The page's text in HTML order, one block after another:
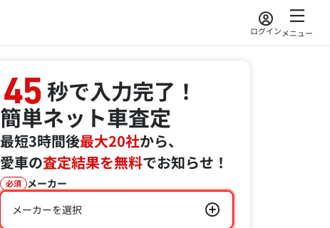
ログインメニュー
45秒で入力完了！
簡単ネット車査定
最短3時間後最大20社から、
愛車の査定結果を無料でお知らせ！
必須 メーカー
メーカーを選択